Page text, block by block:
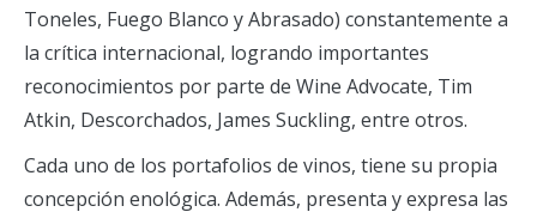
Toneles, Fuego Blanco y Abrasado) constantemente a
la crítica internacional, logrando importantes
reconocimientos por parte de Wine Advocate, Tim
Atkin, Descorchados, James Suckling, entre otros.
Cada uno de los portafolios de vinos, tiene su propia
concepción enológica. Además, presenta y expresa las